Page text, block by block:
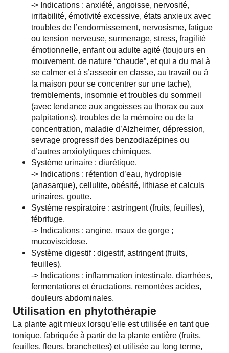
-> Indications : anxiété, angoisse, nervosité,
irritabilité, émotivité excessive, états anxieux avec
troubles de l’endormissement, nervosisme, fatigue
ou tension nerveuse, surmenage, stress, fragilité
émotionnelle, enfant ou adulte agité (toujours en
mouvement, de nature “chaude”, et qui a du mal à
se calmer et à s’asseoir en classe, au travail ou à
la maison pour se concentrer sur une tache),
tremblements, insomnie et troubles du sommeil
(avec tendance aux angoisses au thorax ou aux
palpitations), troubles de la mémoire ou de la
concentration, maladie d’Alzheimer, dépression,
sevrage progressif des benzodiazépines ou
d’autres anxiolytiques chimiques.
Système urinaire : diurétique.
-> Indications : rétention d’eau, hydropisie
(anasarque), cellulite, obésité, lithiase et calculs
urinaires, goutte.
Système respiratoire : astringent (fruits, feuilles),
fébrifuge.
-> Indications : angine, maux de gorge ;
mucoviscidose.
Système digestif : digestif, astringent (fruits,
feuilles).
-> Indications : inflammation intestinale, diarrhées,
fermentations et éructations, remontées acides,
douleurs abdominales.
Utilisation en phytothérapie
La plante agit mieux lorsqu’elle est utilisée en tant que
tonique, fabriquée à partir de la plante entière (fruits,
feuilles, fleurs, branchettes) et utilisée au long terme,